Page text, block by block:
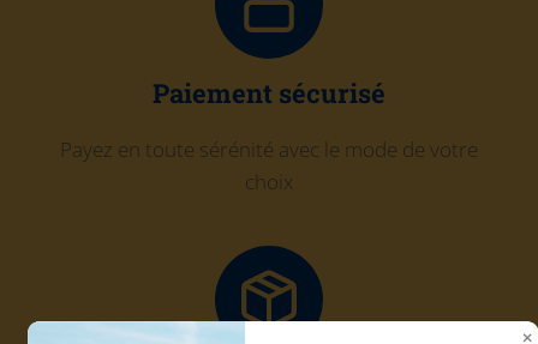
Paiement sécurisé
Payez en toute sérénité avec le mode de votre
choix